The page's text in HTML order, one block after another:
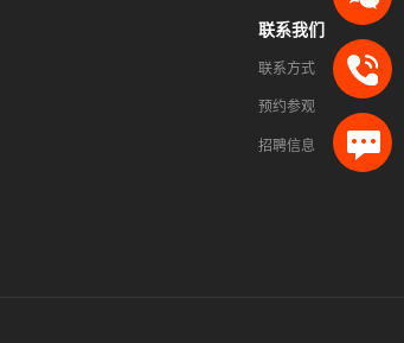
联系我们
联系方式
预约参观
招聘信息